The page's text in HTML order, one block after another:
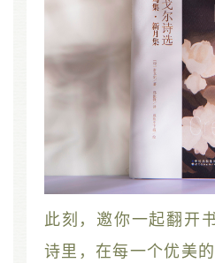
此刻，邀你一起翻开
诗里，在每一个优美